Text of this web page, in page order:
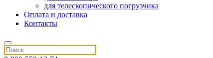
для телескопического погрузчика
Оплата и доставка
Контакты